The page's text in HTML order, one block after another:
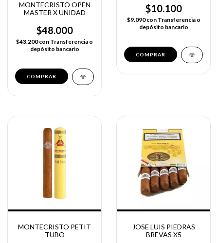
MONTECRISTO OPEN
MASTER X UNIDAD
$48.000
$43.200con Transferencia o
depósito bancario
$10.100
$9.090con Transferencia o
depósito bancario
MONTECRISTO PETIT
TUBO
JOSE LUIS PIEDRAS
BREVAS X5